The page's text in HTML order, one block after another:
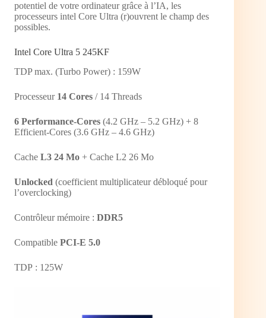
potentiel de votre ordinateur grâce à l’IA, les
processeurs intel Core Ultra (r)ouvrent le champ des
possibles.
Intel Core Ultra 5 245KF
TDP max. (Turbo Power) : 159W
Processeur 14 Cores / 14 Threads
6 Performance-Cores (4.2 GHz – 5.2 GHz) + 8
Efficient-Cores (3.6 GHz – 4.6 GHz)
Cache L3 24 Mo + Cache L2 26 Mo
Unlocked (coefficient multiplicateur débloqué pour
l’overclocking)
Contrôleur mémoire : DDR5
Compatible PCI-E 5.0
TDP : 125W